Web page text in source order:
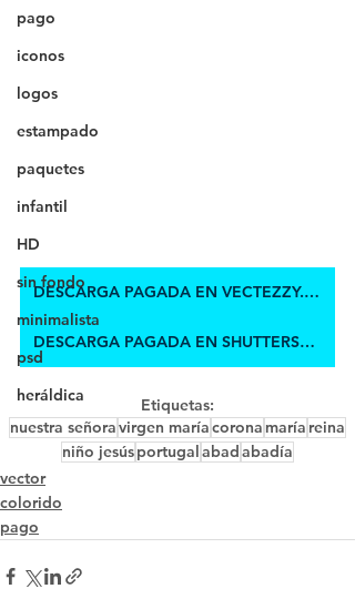
pago
iconos
logos
estampado
paquetes
infantil
HD
sin fondo
minimalista
psd
heráldica
DESCARGA PAGADA EN VECTEZZY.COM
DESCARGA PAGADA EN SHUTTERSTOCK
Etiquetas:
nuestra señoravirgen maríacorona maría reina
niño jesúsportugalabadabadía
vector
colorido
pago